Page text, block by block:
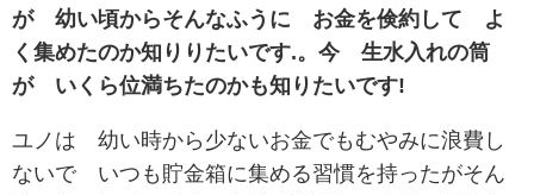
が 幼い頃からそんなふうに お金を倹約して よ
く集めたのか知りりたいです.。今 生水入れの筒
が いくら位満ちたのかも知りたいです!
ユノは 幼い時から少ないお金でもむやみに浪費し
ないで いつも貯金箱に集める習慣を持ったがそん